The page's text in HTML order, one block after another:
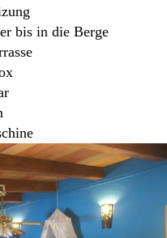
bis in die Berge